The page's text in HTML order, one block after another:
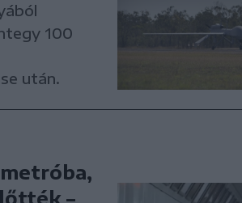
100
után.
–